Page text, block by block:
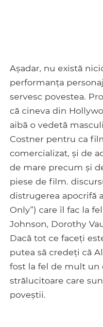
Așadar, nu există
performanța
servesc povestea.
că cineva din
aibă o vedetă
Costner pentru ca
comercializat, și de
de mare precum și
piese de film.
distrugerea apocrifă
Only”) care îl fac la
Johnson, Dorothy
Dacă tot ce faceți
putea să credeți că
fost la fel de mult un
strălucitoare care
poveștii.